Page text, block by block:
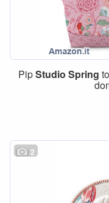
PipStudio Spring to
2